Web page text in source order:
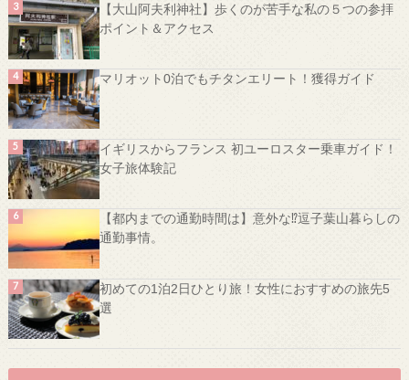
【大山阿夫利神社】歩くのが苦手な私の５つの参拝
ポイント＆アクセス
マリオット0泊でもチタンエリート！獲得ガイド
イギリスからフランス 初ユーロスター乗車ガイド！
女子旅体験記
【都内までの通勤時間は】意外な⁉️逗子葉山暮らしの
通勤事情。
初めての1泊2日ひとり旅！女性におすすめの旅先5
選